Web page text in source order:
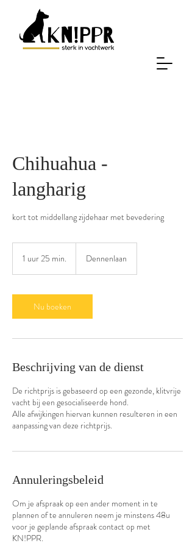
Chihuahua -
langharig
kort tot middellang zijdehaar met bevedering
1 uur 25 min.
2
5
m
n
Dennenlaan
Nu boeken
Beschrijving van de dienst
De richtprijs is gebaseerd op een gezonde, klitvrije
vacht bij een gesocialiseerde hond.
Alle afwijkingen hiervan kunnen resulteren in een
Annuleringsbeleid
Om je afspraak op een ander moment in te
plannen of te annuleren neem je minstens 48u
voor je geplande afspraak contact op met
KN!PPR.